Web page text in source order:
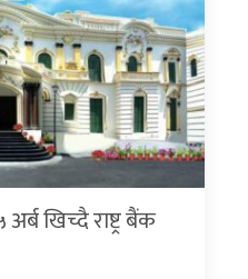
खिच्दै राष्ट्र बैंक